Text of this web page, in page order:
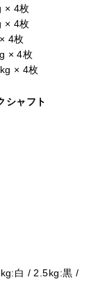
× 4枚
× 4枚
4枚
× 4枚
× 4枚
シャフト
白 / 2.5kg:黒 /